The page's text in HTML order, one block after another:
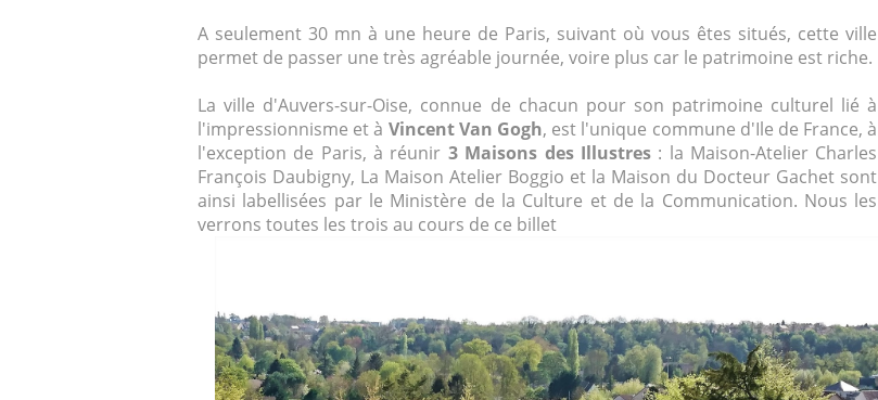
A seulement 30 mn à une heure de Paris, suivant où vous êtes situés, cette ville
permet de passer une très agréable journée, voire plus car le patrimoine est riche.
La ville d'Auvers-sur-Oise, connue de chacun pour son patrimoine culturel lié à
l'impressionnisme et à Vincent Van Gogh, est l'unique commune d'Ile de France, à
l'exception de Paris, à réunir 3 Maisons des Illustres: la Maison-Atelier Charles
François Daubigny, La Maison Atelier Boggio et la Maison du Docteur Gachet sont
ainsi labellisées par le Ministère de la Culture et de la Communication. Nous les
verrons toutes les trois au cours de ce billet